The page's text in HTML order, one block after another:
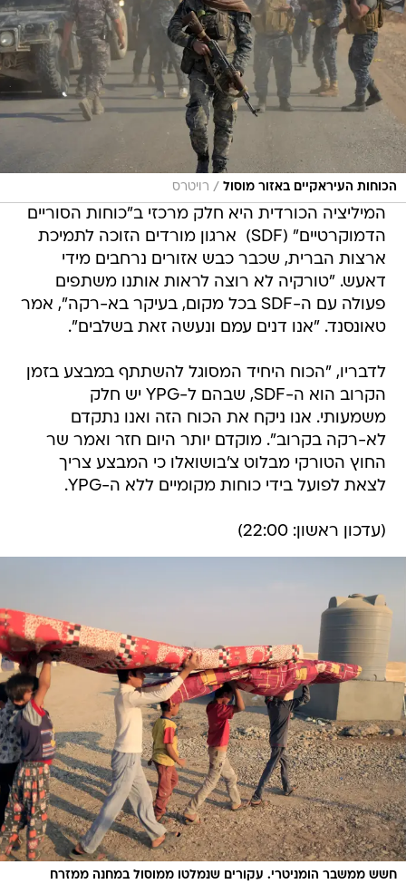
הכוחות העיראקיים באזור מוסול / רויטרס
המיליציה הכורדית היא חלק מרכזי ב"כוחות הסוריים
הדמוקרטיים" (SDF)  ארגון מורדים הזוכה לתמיכת
ארצות הברית, שכבר כבש אזורים נרחבים מידי
דאעש. "טורקיה לא רוצה לראות אותנו משתפים
פעולה עם ה-SDF בכל מקום, בעיקר בא-רקה", אמר
טאונסנד. "אנו דנים עמם ונעשה זאת בשלבים".
לדבריו, "הכוח היחיד המסוגל להשתתף במבצע בזמן
הקרוב הוא ה-SDF, שבהם ל-YPG יש חלק
משמעותי. אנו ניקח את הכוח הזה ואנו נתקדם
לא-רקה בקרוב". מוקדם יותר היום חזר ואמר שר
החוץ הטורקי מבלוט צ'בושואלו כי המבצע צריך
לצאת לפועל בידי כוחות מקומיים ללא ה-YPG.
(עדכון ראשון: 22:00)
חשש ממשבר הומניטרי. עקורים שנמלטו ממוסול במחנה ממזרח